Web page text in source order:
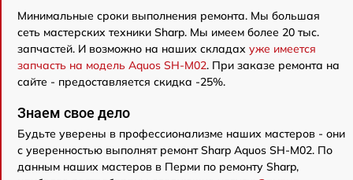
Минимальные сроки выполнения ремонта. Мы большая
сеть мастерских техники Sharp. Мы имеем более 20 тыс.
запчастей. И возможно на наших складах уже имеется
запчасть на модель Aquos SH-M02. При заказе ремонта на
сайте - предоставляется скидка -25%.
Знаем свое дело
Будьте уверены в профессионализме наших мастеров - они
с уверенностью выполнят ремонт Sharp Aquos SH-M02. По
данным наших мастеров в Перми по ремонту Sharp,